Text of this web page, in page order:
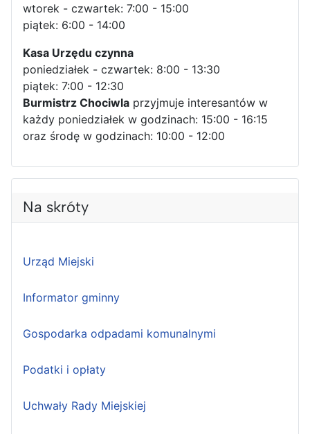
wtorek - czwartek: 7:00 - 15:00
piątek: 6:00 - 14:00
Kasa Urzędu czynna
poniedziałek - czwartek: 8:00 - 13:30
piątek: 7:00 - 12:30
Burmistrz Chociwla przyjmuje interesantów w
każdy poniedziałek w godzinach: 15:00 - 16:15
oraz środę w godzinach: 10:00 - 12:00
Na skróty
Urząd Miejski
Informator gminny
Gospodarka odpadami komunalnymi
Podatki i opłaty
Uchwały Rady Miejskiej